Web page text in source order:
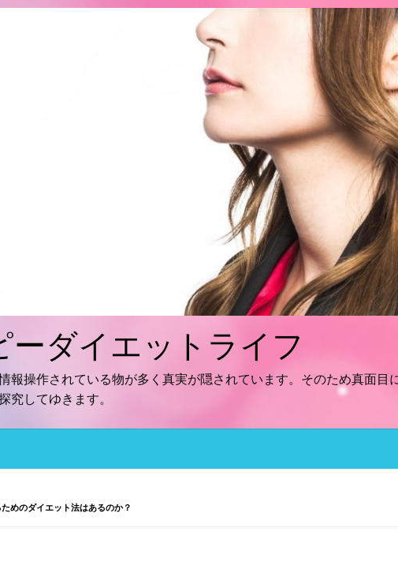
ーダイエットライフ
報操作されている物が多く真実が隠されています。そのため真面
究してゆきます。
めのダイエット法はあるのか？